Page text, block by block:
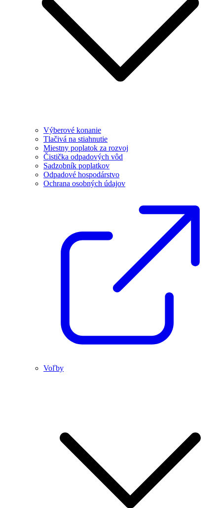
Výberové konanie
Tlačivá na stiahnutie
Miestny poplatok za rozvoj
Čistička odpadových vôd
Sadzobník poplatkov
Odpadové hospodárstvo
Ochrana osobných údajov
Voľby